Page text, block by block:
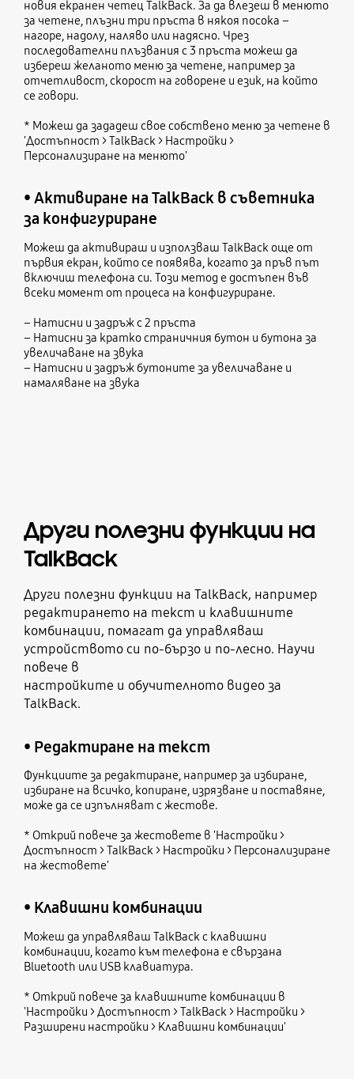
новия екранен четец TalkBack. За да влезеш в менюто
за четене, плъзни три пръста в някоя посока –
нагоре, надолу, наляво или надясно. Чрез
последователни плъзвания с 3 пръста можеш да
избереш желаното меню за четене, например за
отчетливост, скорост на говорене и език, на който
се говори.
* Можеш да зададеш свое собствено меню за четене в
'Достъпност > TalkBack > Настройки >
Персонализиране на менюто'
• Активиране на TalkBack в съветника
за конфигуриране
Можеш да активираш и използваш TalkBack още от
първия екран, който се появява, когато за пръв път
включиш телефона си. Този метод е достъпен във
всеки момент от процеса на конфигуриране.
– Натисни и задръж с 2 пръста
– Натисни за кратко страничния бутон и бутона за
увеличаване на звука
– Натисни и задръж бутоните за увеличаване и
намаляване на звука
Други полезни функции на
TalkBack
Други полезни функции на TalkBack, например
редактирането на текст и клавишните
комбинации, помагат да управляваш
устройството си по-бързо и по-лесно. Научи
повече в
настройките и обучителното видео за
TalkBack.
• Редактиране на текст
Функциите за редактиране, например за избиране,
избиране на всичко, копиране, изрязване и поставяне,
може да се изпълняват с жестове.
* Открий повече за жестовете в 'Настройки >
Достъпност > TalkBack > Настройки > Персонализиране
на жестовете'
• Клавишни комбинации
Можеш да управляваш TalkBack с клавишни
комбинации, когато към телефона е свързана
Bluetooth или USB клавиатура.
* Открий повече за клавишните комбинации в
'Настройки > Достъпност > TalkBack > Настройки >
Разширени настройки > Клавишни комбинации'